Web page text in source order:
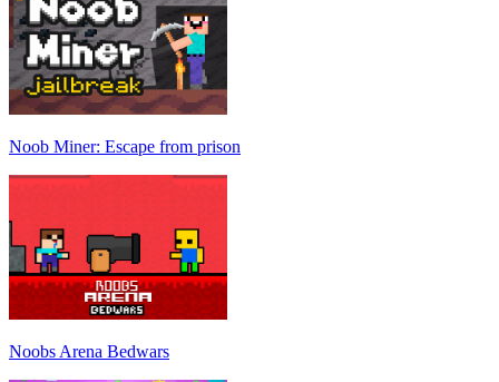
Noob Miner: Escape from prison
Noobs Arena Bedwars